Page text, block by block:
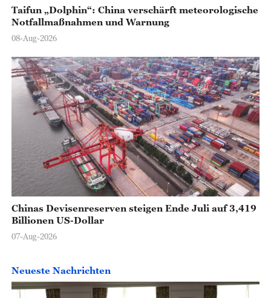
Taifun „Dolphin“: China verschärft meteorologische
Notfallmaßnahmen und Warnung
08-Aug-2026
Chinas Devisenreserven steigen Ende Juli auf 3,419
Billionen US-Dollar
07-Aug-2026
Neueste Nachrichten